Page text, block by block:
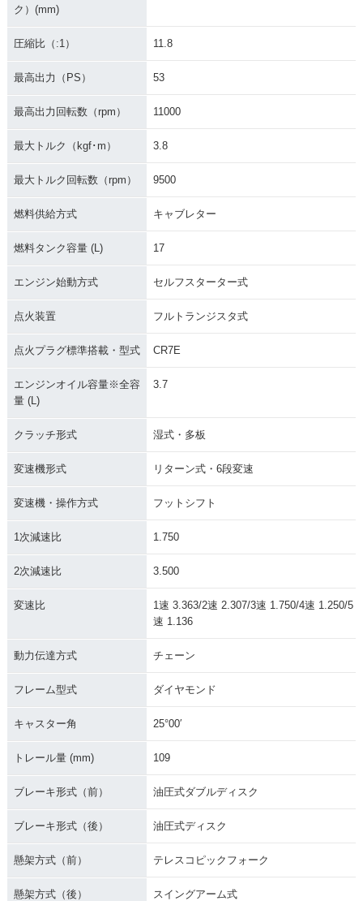
ク）(mm)
圧縮比（:1） 11.8
最高出力（PS） 53
最高出力回転数（rpm） 11000
最大トルク（kgf･m） 3.8
最大トルク回転数（rpm） 9500
燃料供給方式 キャブレター
燃料タンク容量 (L) 17
エンジン始動方式 セルフスターター式
点火装置 フルトランジスタ式
点火プラグ標準搭載・型式 CR7E
エンジンオイル容量※全容
量 (L)
3.7
クラッチ形式 湿式・多板
変速機形式 リターン式・6段変速
変速機・操作方式 フットシフト
1次減速比 1.750
2次減速比 3.500
変速比
1速 3.363/2速 2.307/3速 1.750/4速 1.250/5
速 1.136
動力伝達方式 チェーン
フレーム型式 ダイヤモンド
キャスター角 25°00′
トレール量 (mm) 109
ブレーキ形式（前） 油圧式ダブルディスク
ブレーキ形式（後） 油圧式ディスク
懸架方式（前） テレスコピックフォーク
懸架方式（後） スイングアーム式